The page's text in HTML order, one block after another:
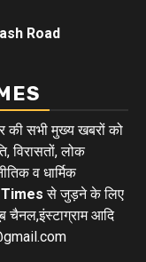
Road
की सभी मुख्य खबरों को
विरासतों, लोक
व धार्मिक
से जुड़ने के लिए
चैनल,इंस्टाग्राम आदि